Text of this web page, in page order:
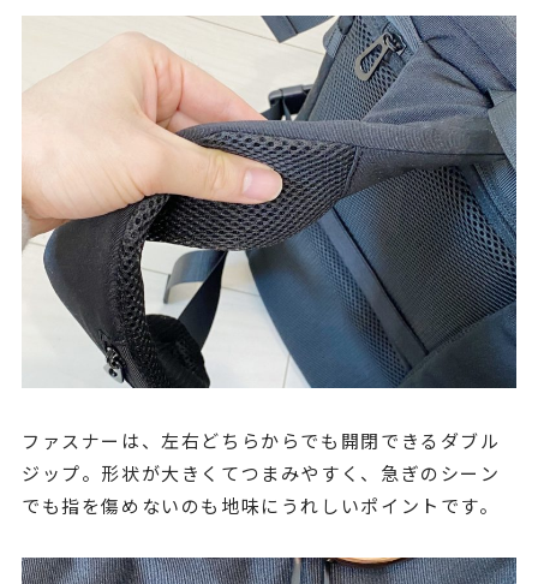
ファスナーは、左右どちらからでも開閉できるダブル
ジップ。形状が大きくてつまみやすく、急ぎのシーン
でも指を傷めないのも地味にうれしいポイントです。